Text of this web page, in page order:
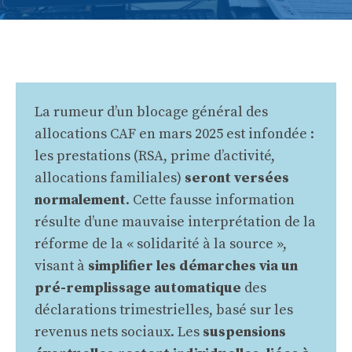
La rumeur d’un blocage général des
allocations CAF en mars 2025 est infondée :
les prestations (RSA, prime d’activité,
allocations familiales) seront versées
normalement. Cette fausse information
résulte d’une mauvaise interprétation de la
réforme de la « solidarité à la source »,
visant à simplifier les démarches via un
pré-remplissage automatique des
déclarations trimestrielles, basé sur les
revenus nets sociaux. Les suspensions